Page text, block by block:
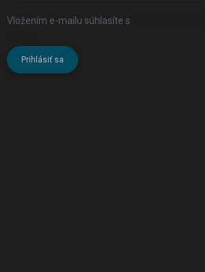
Vložením e-mailu súhlasíte s
Prihlásiť sa